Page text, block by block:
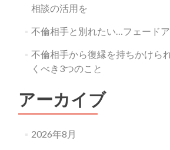
相談の活用を
不倫相手と別れたい…フェード
不倫相手から復縁を持ちかけら
くべき3つのこと
アーカイブ
2026年8月